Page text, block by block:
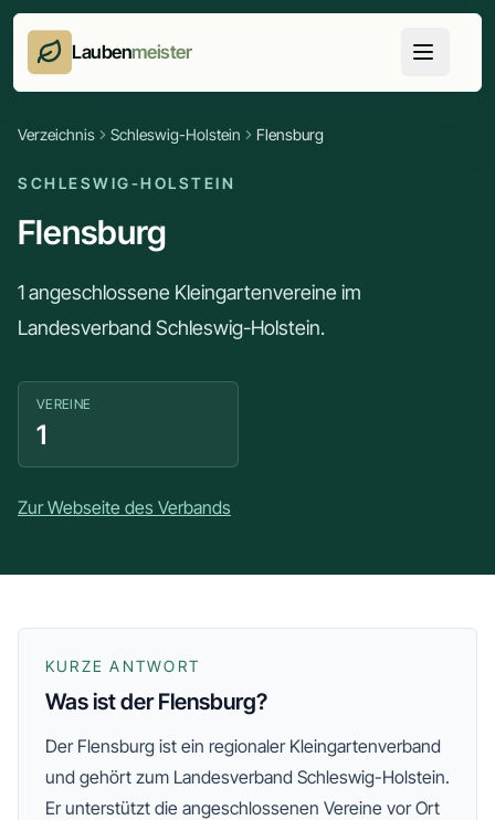
Laubenmeister
Verzeichnis Schleswig-Holstein Flensburg
SCHLESWIG-HOLSTEIN
Flensburg
1 angeschlossene Kleingartenvereine im
Landesverband Schleswig-Holstein.
VEREINE
1
Zur Webseite des Verbands
KURZE ANTWORT
Was ist der Flensburg?
Der Flensburg ist ein regionaler Kleingartenverband
und gehört zum Landesverband Schleswig-Holstein.
Er unterstützt die angeschlossenen Vereine vor Ort